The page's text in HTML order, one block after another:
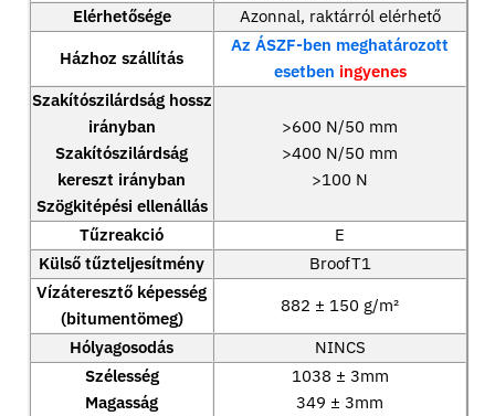
Elérhetősége
Azonnal, raktárról elérhető
Házhoz szállítás
Az ÁSZF-ben meghatározott
esetben ingyenes
Szakítószilárdság hossz
irányban
Szakítószilárdság
kereszt irányban
Szögkitépési ellenállás
>600 N/50 mm
>400 N/50 mm
>100 N
Tűzreakció
E
Külső tűzteljesítmény
BroofT1
Vízáteresztő képesség
(bitumentömeg)
882 ± 150 g/m²
Hólyagosodás
NINCS
Szélesség
Magasság
1038 ± 3mm
349 ± 3mm